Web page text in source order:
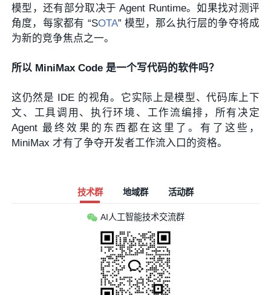
模型，还有部分取决于 Agent Runtime。如果找对测评
角度，每家都有 “SOTA” 模型，那么执行层的争夺将成
为新的竞争焦点之一。
所以 MiniMax Code 是一个写代码的软件吗？
这仍然是 IDE 的视角。它实际上是模型、代码库上下
文、工具调用、执行环境、工作流编排，所有决定
Agent 最终效果的东西都在这里了。有了这些，
MiniMax 才有了争夺开发者工作流入口的资格。
技术群 地域群 活动群
AI人工智能技术交流群